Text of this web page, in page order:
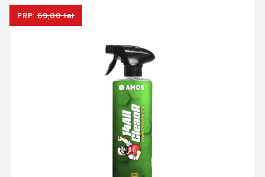
PRP: 69,00 lei